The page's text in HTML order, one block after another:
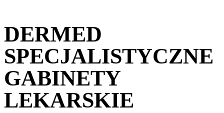
DERMED
SPECJALISTYCZNE
GABINETY
LEKARSKIE